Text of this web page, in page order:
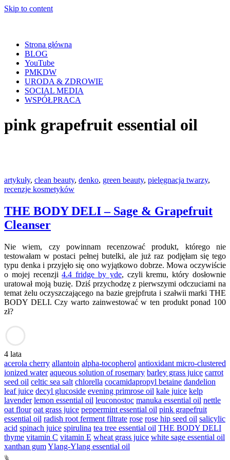
Skip to content
Strona główna
BLOG
YouTube
PMKDW
URODA & ZDROWIE
SOCIAL MEDIA
WSPÓŁPRACA
pink grapefruit essential oil
artykuły, clean beauty, denko, green beauty, pielęgnacja twarzy,
recenzje kosmetyków
THE BODY DELI – Sage & Grapefruit
Cleanser
Nie wiem, czy powinnam recenzować produkt, którego nie
testowałam w postaci pełnej butelki, ale już raz podjęłam się tego
typu denka i przyjęło się ono wyjątkowo dobrze. Mowa oczywiście
o mojej recenzji4.4 fridge by yde, czyli kremu, który dosłownie
uratował moją buzię. Dziś przychodzę z pierwszymi odczuciami na
temat żelu oczyszczającego na bazie grejpfruta i szałwii marki THE
BODY DELI. Czy warto zainwestować w ten produkt ponad 100
zł?
4 lata
acerola cherry allantoin alpha-tocopherol antioxidant micro-clustered
ionized water aqueous solution of rosemary barley grass juice carrot
seed oil celtic sea salt chlorella cocamidapropyl betaine dandelion
leaf juice decyl glucoside evening primrose oil kale juice kelp
lavender lemon essential oil leuconostoc manuka essential oil nettle
oat flour oat grass juice peppermint essential oil pink grapefruit
essential oil radish root ferment filtrate rose rose hip seed oil salicylic
acid spinach juice spirulina tea tree essential oil THE BODY DELI
thyme vitamin C vitamin E wheat grass juice white sage essential oil
xanthan gumYlang-Ylang essential oil